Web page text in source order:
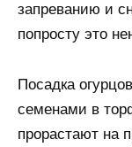
запреванию и
попросту это
Посадка
семенами в
прорастают на